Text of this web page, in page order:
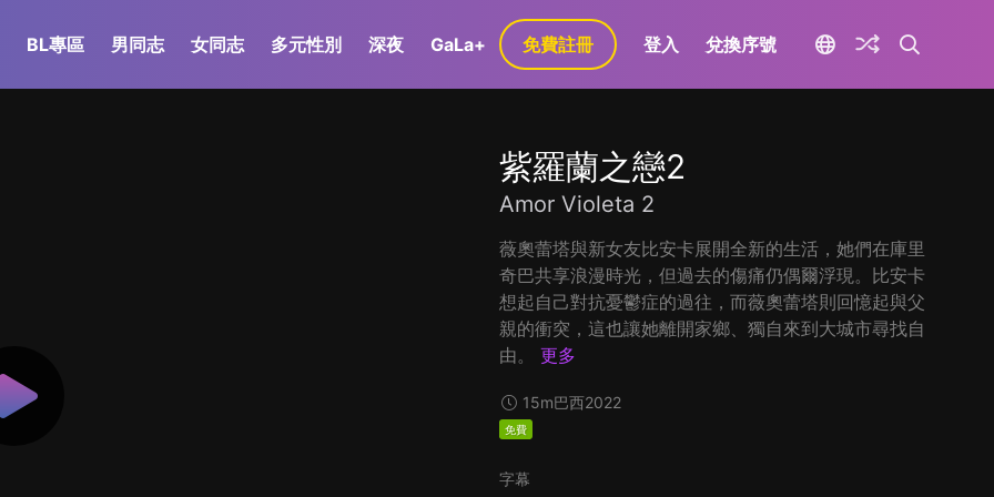
BL專區 男同志 女同志 多元性別 深夜 GaLa+ 免費註冊 登入 兌換序號
紫羅蘭之戀2
Amor Violeta 2
薇奧蕾塔與新女友比安卡展開全新的生活，她們在庫里
奇巴共享浪漫時光，但過去的傷痛仍偶爾浮現。比安卡
想起自己對抗憂鬱症的過往，而薇奧蕾塔則回憶起與父
親的衝突，這也讓她離開家鄉、獨自來到大城市尋找自
由。
更多
15m巴西2022
免費
字幕